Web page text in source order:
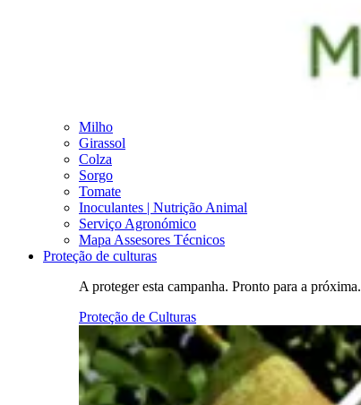
Milho
Girassol
Colza
Sorgo
Tomate
Inoculantes | Nutrição Animal
Serviço Agronómico
Mapa Assesores Técnicos
Proteção de culturas
A proteger esta campanha. Pronto para a próxima.
Proteção de Culturas